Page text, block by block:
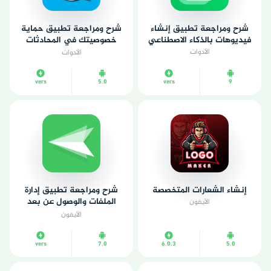
شرح ومراجعة تطبيق إنشاء
فيديوهات بالذكاء الاصطناعي
الأدوات
9
vers
شرح ومراجعة تطبيق حماية
خصوصيتك في المحادثات
بسهولة
الأدوات
5.0
vers
إنشاء الشعارات المتخصصة
الآيفون
5.0
6.0.3
شرح ومراجعة تطبيق إدارة
الملفات والوصول عن بعد
لهاتفك
الآيفون
7.0
vers